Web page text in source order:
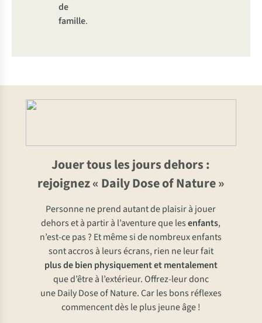
de
famille.
Jouer tous les jours dehors :
rejoignez « Daily Dose of Nature »
Personne ne prend autant de plaisir à jouer
dehors et à partir à l’aventure que lesenfants,
n’est-ce pas ? Et même si de nombreux enfants
sont accros à leurs écrans, rien ne leur fait
plus de bien physiquement et mentalement
que d’être à l’extérieur. Offrez-leur donc
une Daily Dose of Nature. Car les bons réflexes
commencent dès le plus jeune âge !